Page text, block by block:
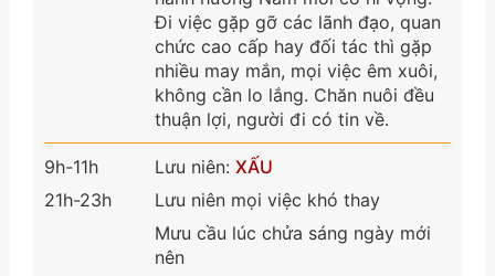
Đi việc gặp gỡ các lãnh đạo, quan
chức cao cấp hay đối tác thì gặp
nhiều may mắn, mọi việc êm xuôi,
không cần lo lắng. Chăn nuôi đều
thuận lợi, người đi có tin về.
9h-11h
21h-23h
Lưu niên: XẤU
Lưu niên mọi việc khó thay
Mưu cầu lúc chửa sáng ngày mới
nên